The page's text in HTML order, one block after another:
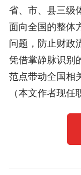
省、市、县三级
面向全国的整体
问题，防止财政
凭借掌静脉识别
范点带动全国相
（本文作者现